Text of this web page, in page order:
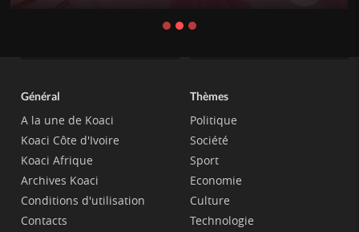
Général
A la une de Koaci
Koaci Côte d'Ivoire
Koaci Afrique
Archives Koaci
Conditions d'utilisation
Contacts
Thèmes
Politique
Société
Sport
Economie
Culture
Technologie